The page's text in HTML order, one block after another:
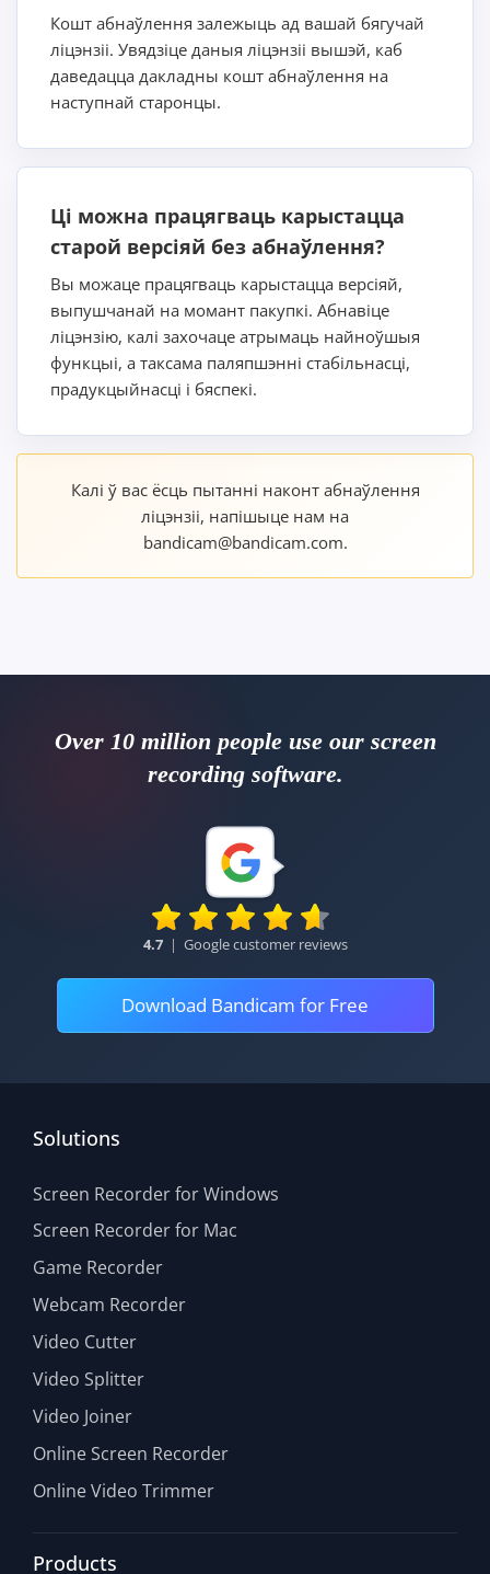
Кошт абнаўлення залежыць ад вашай бягучай
ліцэнзіі. Увядзіце даныя ліцэнзіі вышэй, каб
даведацца дакладны кошт абнаўлення на
наступнай старонцы.
Ці можна працягваць карыстацца
старой версіяй без абнаўлення?
Вы можаце працягваць карыстацца версіяй,
выпушчанай на момант пакупкі. Абнавіце
ліцэнзію, калі захочаце атрымаць найноўшыя
функцыі, а таксама паляпшэнні стабільнасці,
прадукцыйнасці і бяспекі.
Калі ў вас ёсць пытанні наконт абнаўлення
ліцэнзіі, напішыце нам на
bandicam@bandicam.com.
Over 10 million people use our screen
recording software.
4.7 | Google customer reviews
Download Bandicam for Free
Solutions
Screen Recorder for Windows
Screen Recorder for Mac
Game Recorder
Webcam Recorder
Video Cutter
Video Splitter
Video Joiner
Online Screen Recorder
Online Video Trimmer
Products